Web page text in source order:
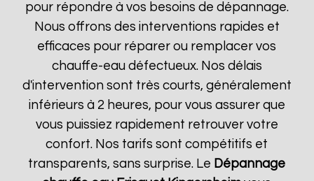
pour répondre à vos besoins de dépannage.
Nous offrons des interventions rapides et
efficaces pour réparer ou remplacer vos
chauffe-eau défectueux. Nos délais
d'intervention sont très courts, généralement
inférieurs à 2 heures, pour vous assurer que
vous puissiez rapidement retrouver votre
confort. Nos tarifs sont compétitifs et
transparents, sans surprise. Le Dépannage